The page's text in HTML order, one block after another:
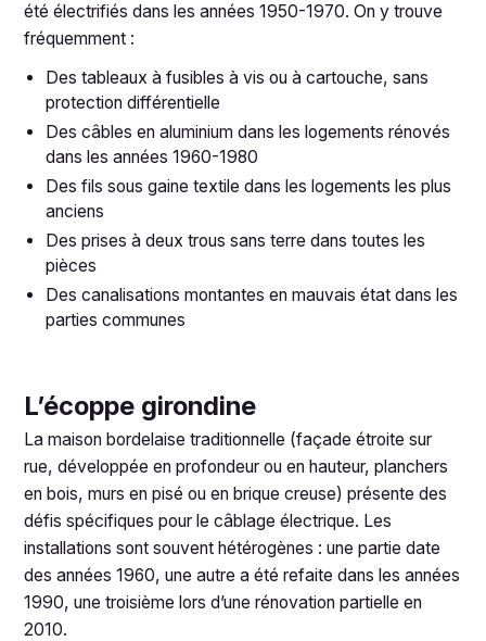
été électrifiés dans les années 1950-1970. On y trouve
fréquemment :
Des tableaux à fusibles à vis ou à cartouche, sans
protection différentielle
Des câbles en aluminium dans les logements rénovés
dans les années 1960-1980
Des fils sous gaine textile dans les logements les plus
anciens
Des prises à deux trous sans terre dans toutes les
pièces
Des canalisations montantes en mauvais état dans les
parties communes
L’écoppe girondine
La maison bordelaise traditionnelle (façade étroite sur
rue, développée en profondeur ou en hauteur, planchers
en bois, murs en pisé ou en brique creuse) présente des
défis spécifiques pour le câblage électrique. Les
installations sont souvent hétérogènes : une partie date
des années 1960, une autre a été refaite dans les années
1990, une troisième lors d’une rénovation partielle en
2010.